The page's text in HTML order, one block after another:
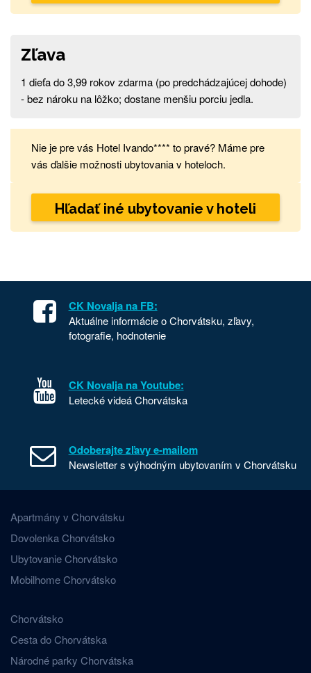
Zľava
1 dieťa do 3,99 rokov zdarma (po predchádzajúcej dohode)
- bez nároku na lôžko; dostane menšiu porciu jedla.
Nie je pre vás Hotel Ivando**** to pravé? Máme pre
vás ďalšie možnosti ubytovania v hoteloch.
Hľadať iné ubytovanie v hoteli
CK Novalja na FB:
Aktuálne informácie o Chorvátsku, zľavy,
fotografie, hodnotenie
CK Novalja na Youtube:
Letecké videá Chorvátska
Odoberajte zľavy e-mailom
Newsletter s výhodným ubytovaním v Chorvátsku
Apartmány v Chorvátsku
Dovolenka Chorvátsko
Ubytovanie Chorvátsko
Mobilhome Chorvátsko
Chorvátsko
Cesta do Chorvátska
Národné parky Chorvátska